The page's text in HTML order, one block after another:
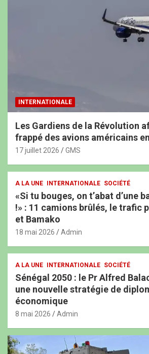
INTERNATIONALE
Les Gardiens de la Révolution
frappé des avions américains
17 juillet 2026 GMS
A LA UNE INTERNATIONALE SOCIÉTÉ
«Si tu bouges, on t’abat d’une
!» : 11 camions brûlés, le trafic
et Bamako
18 mai 2026 Admin
A LA UNE INTERNATIONALE SOCIÉTÉ
Sénégal 2050 : le Pr Alfred
une nouvelle stratégie de
économique
8 mai 2026 Admin